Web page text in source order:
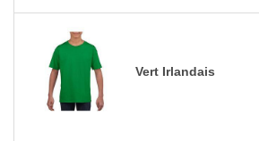
Vert Irlandais